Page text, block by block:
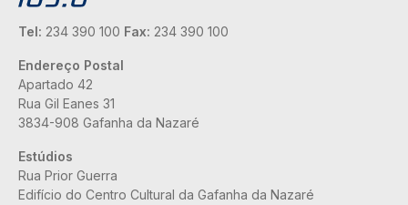
Tel: 234 390 100 Fax: 234 390 100
Endereço Postal
Apartado 42
Rua Gil Eanes 31
3834-908 Gafanha da Nazaré
Estúdios
Rua Prior Guerra
Edifício do Centro Cultural da Gafanha da Nazaré